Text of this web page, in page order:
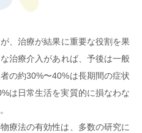
、治療が結果に重要な役割を果
治療介入があれば、予後は一般
の約30%〜40%は長期間の症状
は日常生活を実質的に損なわな
療法の有効性は、多数の研究に